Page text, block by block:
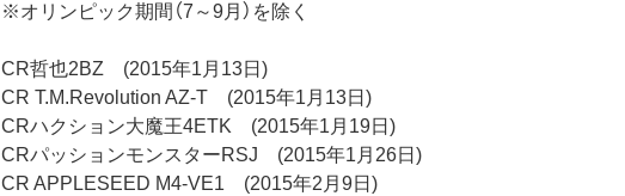
※オリンピック期間（7～9月）を除く
CR哲也2BZ (2015年1月13日)
CR T.M.Revolution AZ-T (2015年1月13日)
CRハクション大魔王4ETK (2015年1月19日)
CRパッションモンスターRSJ (2015年1月26日)
CR APPLESEED M4-VE1 (2015年2月9日)